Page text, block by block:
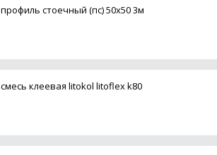
профиль стоечный (пс) 50х50 3м
смесь клеевая litokol litoflex k80